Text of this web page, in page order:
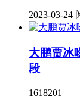
2023-03-24
大鹏贾冰
段
1618201